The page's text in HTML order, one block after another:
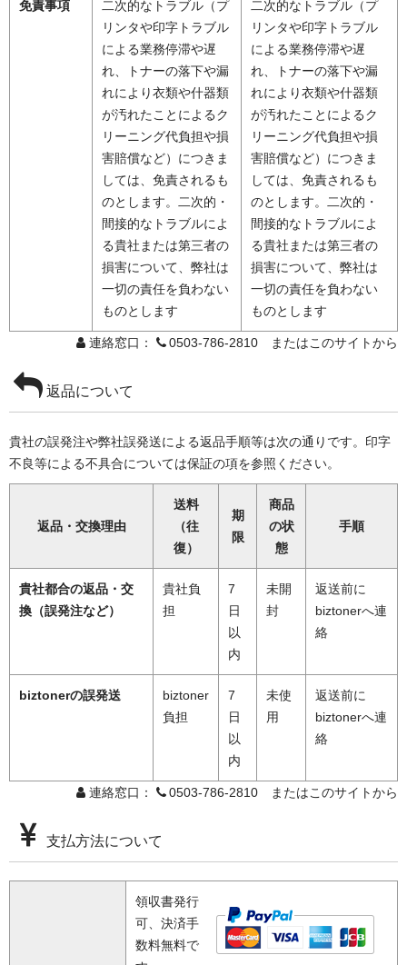
免責事項
二次的なトラブル（プ
リンタや印字トラブル
による業務停滞や遅
れ、トナーの落下や漏
れにより衣類や什器類
が汚れたことによるク
リーニング代負担や損
害賠償など）につきま
しては、免責されるも
のとします。二次的・
間接的なトラブルによ
る貴社または第三者の
損害について、弊社は
一切の責任を負わない
ものとします
二次的なトラブル（プ
リンタや印字トラブル
による業務停滞や遅
れ、トナーの落下や漏
れにより衣類や什器類
が汚れたことによるク
リーニング代負担や損
害賠償など）につきま
しては、免責されるも
のとします。二次的・
間接的なトラブルによ
る貴社または第三者の
損害について、弊社は
一切の責任を負わない
ものとします
連絡窓口： 0503-786-2810 またはこのサイトから
返品について
貴社の誤発注や弊社誤発送による返品手順等は次の通りです。印字
不良等による不具合については保証の項を参照ください。
返品・交換理由
送料
（往
復）
期
限
商品
の状
態
手順
貴社都合の返品・交
換（誤発注など）
貴社負
担
7
日
以
内
未開
封
返送前に
biztonerへ連
絡
biztonerの誤発送
biztoner
負担
7
日
以
内
未使
用
返送前に
biztonerへ連
絡
連絡窓口： 0503-786-2810 またはこのサイトから
支払方法について
領収書発行
可、決済手
数料無料で